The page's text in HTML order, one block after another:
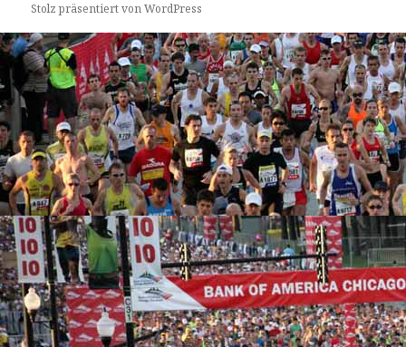
Stolz präsentiert von WordPress